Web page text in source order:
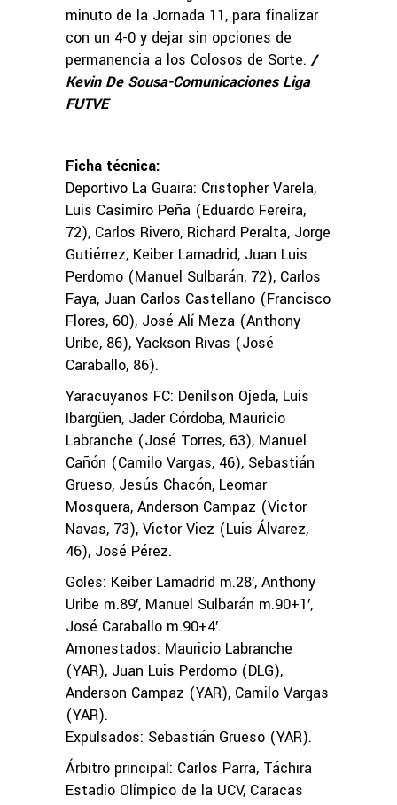
minuto de la Jornada 11, para finalizar
con un 4-0 y dejar sin opciones de
permanencia a los Colosos de Sorte. /
Kevin De Sousa-Comunicaciones Liga
FUTVE
Ficha técnica:
Deportivo La Guaira: Cristopher Varela,
Luis Casimiro Peña (Eduardo Fereira,
72), Carlos Rivero, Richard Peralta, Jorge
Gutiérrez, Keiber Lamadrid, Juan Luis
Perdomo (Manuel Sulbarán, 72), Carlos
Faya, Juan Carlos Castellano (Francisco
Flores, 60), José Alí Meza (Anthony
Uribe, 86), Yackson Rivas (José
Caraballo, 86).
Yaracuyanos FC: Denilson Ojeda, Luis
Ibargüen, Jader Córdoba, Mauricio
Labranche (José Torres, 63), Manuel
Cañón (Camilo Vargas, 46), Sebastián
Grueso, Jesús Chacón, Leomar
Mosquera, Anderson Campaz (Victor
Navas, 73), Victor Viez (Luis Álvarez,
46), José Pérez.
Goles: Keiber Lamadrid m.28′, Anthony
Uribe m.89′, Manuel Sulbarán m.90+1′,
José Caraballo m.90+4′.
Amonestados: Mauricio Labranche
(YAR), Juan Luis Perdomo (DLG),
Anderson Campaz (YAR), Camilo Vargas
(YAR).
Expulsados: Sebastián Grueso (YAR).
Árbitro principal: Carlos Parra, Táchira
Estadio Olímpico de la UCV, Caracas